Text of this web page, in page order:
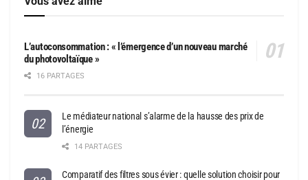
L’autoconsommation : « l’émergence d’un nouveau marché
du photovoltaïque »
16 PARTAGES
Le médiateur national s’alarme de la hausse des prix de
l’énergie
14 PARTAGES
Comparatif des filtres sous évier : quelle solution choisir pour